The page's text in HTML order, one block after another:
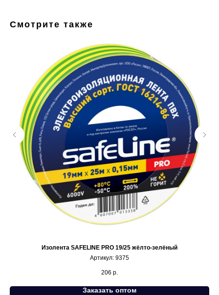
Смотрите также
Изолента SAFELINE PRO 19/25 жёлто-зелёный
Артикул: 9375
206 р.
Заказать оптом